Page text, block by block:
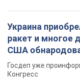
Украина
ракет и многое
США
Госдеп уже
Конгресс